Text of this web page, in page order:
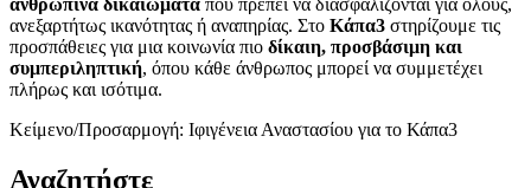
ανθρώπινα δικαιώματα που πρέπει να διασφαλίζονται για όλους,
ανεξαρτήτως ικανότητας ή αναπηρίας. Στο Κάπα3 στηρίζουμε τις
προσπάθειες για μια κοινωνία πιο δίκαιη, προσβάσιμη και
συμπεριληπτική, όπου κάθε άνθρωπος μπορεί να συμμετέχει
πλήρως και ισότιμα.
Κείμενο/Προσαρμογή: Ιφιγένεια Αναστασίου για το Κάπα3
Αναζητήστε